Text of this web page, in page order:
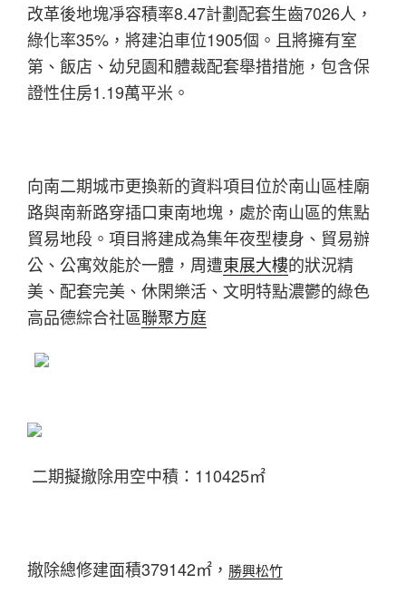
改革後地塊凈容積率8.47計劃配套生齒7026人，
綠化率35%，將建泊車位1905個。且將擁有室
第、飯店、幼兒園和體裁配套舉措措施，包含保
證性住房1.19萬平米。
向南二期城市更換新的資料項目位於南山區桂廟
路與南新路穿插口東南地塊，處於南山區的焦點
貿易地段。項目將建成為集年夜型棲身、貿易辦
公、公寓效能於一體，周遭東展大樓的狀況精
美、配套完美、休閑樂活、文明特點濃鬱的綠色
高品德綜合社區聯聚方庭
二期擬撤除用空中積：110425㎡
撤除總修建面積379142㎡， 勝興松竹